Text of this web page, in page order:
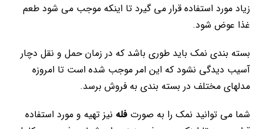
زیاد مورد استفاده قرار می گیرد تا اینکه موجب می شود طعم
غذا عوض شود.
بسته بندی نمک باید طوری باشد که در زمان حمل و نقل دچار
آسیب دیدگی نشود که این امر موجب شده است تا امروزه
مدلهای مختلف در بسته بندی به فروش برسد.
شما می توانید نمک را به صورت فله نیز تهیه و مورد استفاده